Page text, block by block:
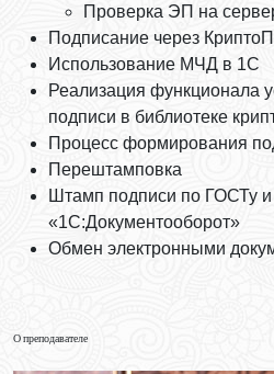
Проверка ЭП на
Подписание через
Использование МЧД в 1С
Реализация функционала
подписи в библиотеке
Процесс формирования
Перештамповка
Штамп подписи по ГОСТу и
«1С:Документооборот»
Обмен электронными
О преподавателе